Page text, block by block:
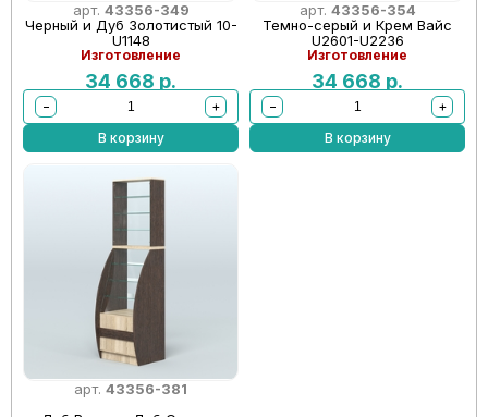
арт. 43356-349
Черный и Дуб Золотистый 10-
U1148
Изготовление
34 668 р.
−
+
В корзину
арт. 43356-354
Темно-серый и Крем Вайс
U2601-U2236
Изготовление
34 668 р.
−
+
В корзину
арт. 43356-381